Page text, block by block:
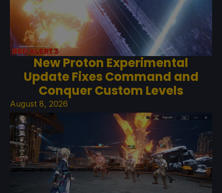
New Proton Experimental
Update Fixes Command and
Conquer Custom Levels
August 8, 2026